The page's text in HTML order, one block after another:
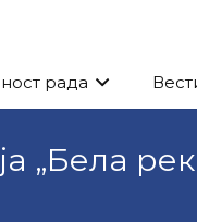
рада
„Бела